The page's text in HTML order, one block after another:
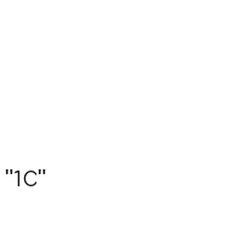
"1С"